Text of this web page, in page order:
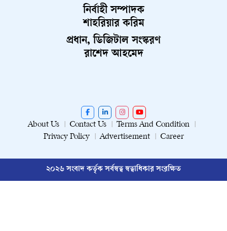
নির্বাহী সম্পাদক
শাহরিয়ার করিম
প্রধান, ডিজিটাল সংস্করণ
রাশেদ আহমেদ
About Us Contact Us
Terms And Condition
Privacy Policy
Advertisement Career
২০২৬ সংবাদ কর্তৃক সর্বস্বত্ব স্বত্বাধিকার সংরক্ষিত